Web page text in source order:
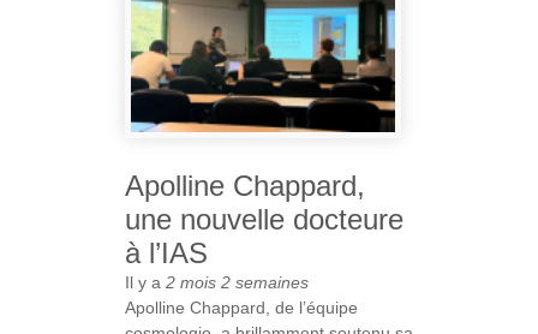
Apolline Chappard,
une nouvelle docteure
à l’IAS
Il y a 2 mois 2 semaines
Apolline Chappard, de l’équipe